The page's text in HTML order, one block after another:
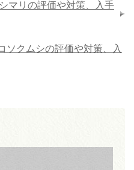
マリの評価や対策、入手
ソクムシの評価や対策、入